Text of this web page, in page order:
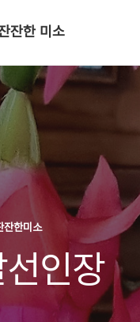
잔한 미소
잔한미소
인장